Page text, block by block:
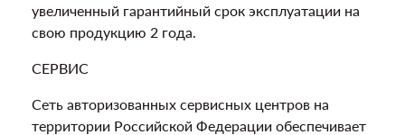
увеличенный гарантийный срок эксплуатации на
свою продукцию 2 года.
СЕРВИС
Сеть авторизованных сервисных центров на
территории Российской Федерации обеспечивает